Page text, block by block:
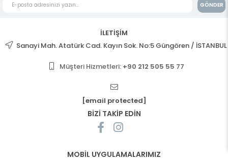
GÖNDER
İLETİŞİM
Sanayi Mah. Atatürk Cad. Kayın Sok. No:5 Güngören / İSTANBUL
Müşteri Hizmetleri: +90 212 505 55 77
[email protected]
BİZİ TAKİP EDİN
MOBİL UYGULAMALARIMIZ